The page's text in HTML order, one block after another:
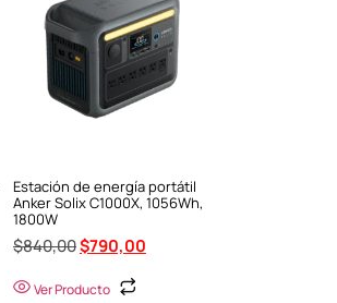
Estación de energía portátil
Anker Solix C1000X, 1056Wh,
1800W
$840,00$790,00
Ver Producto